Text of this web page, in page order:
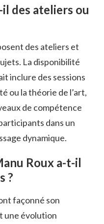
des ateliers ou
des ateliers et
La disponibilité
inclure des sessions
ou la théorie de l’art,
de compétence
dans un
dynamique.
Roux a-t-il
?
façonné son
une évolution